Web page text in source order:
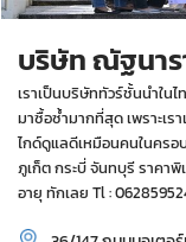
บริษัท ณัฐนาร
เราเป็นบริษัททัวร์ชั้นนำใน
มาซื้อซ้ำมากที่สุด เพราะเ
ไกด์ดูแลดีเหมือนคนในครอ
ภูเก็ต กระบี่ จันทบุรี ราคาพิ
อายุ ทักเลย Tl :